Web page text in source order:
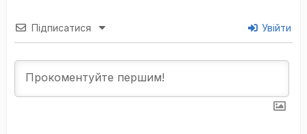
Підписатися Увійти